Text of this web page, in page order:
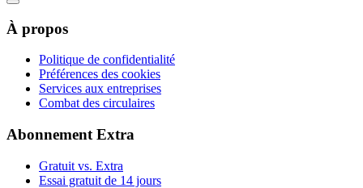
À propos
Politique de confidentialité
Préférences des cookies
Services aux entreprises
Combat des circulaires
Abonnement Extra
Gratuit vs. Extra
Essai gratuit de 14 jours